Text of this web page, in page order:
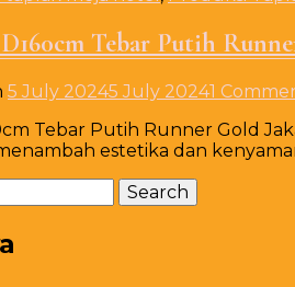
Tebar Putih
5 July 20245 July 20241
Tebar Putih Runner Gold
estetika dan